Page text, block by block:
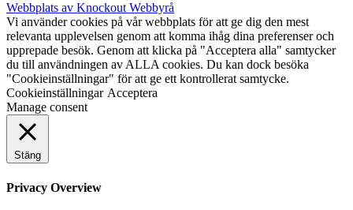
Webbplats av Knockout Webbyrå
Vi använder cookies på vår webbplats för att ge dig den mest
relevanta upplevelsen genom att komma ihåg dina preferenser och
upprepade besök. Genom att klicka på "Acceptera alla" samtycker
du till användningen av ALLA cookies. Du kan dock besöka
"Cookieinställningar" för att ge ett kontrollerat samtycke.
Cookieinställningar Acceptera
Manage consent
Stäng
Privacy Overview